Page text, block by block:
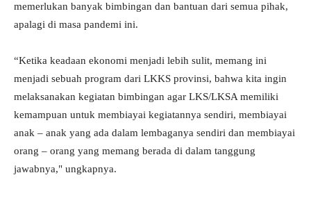
memerlukan banyak bimbingan dan bantuan dari semua pihak,
apalagi di masa pandemi ini.
“Ketika keadaan ekonomi menjadi lebih sulit, memang ini
menjadi sebuah program dari LKKS provinsi, bahwa kita ingin
melaksanakan kegiatan bimbingan agar LKS/LKSA memiliki
kemampuan untuk membiayai kegiatannya sendiri, membiayai
anak – anak yang ada dalam lembaganya sendiri dan membiayai
orang – orang yang memang berada di dalam tanggung
jawabnya," ungkapnya.